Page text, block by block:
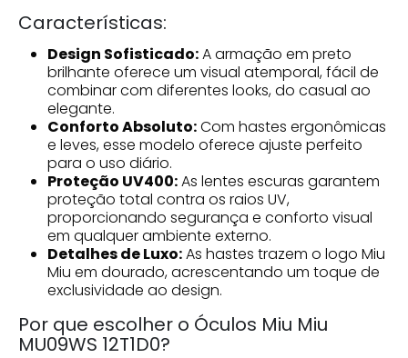
Características:
Design Sofisticado:A armação em preto
brilhante oferece um visual atemporal, fácil de
combinar com diferentes looks, do casual ao
elegante.
Conforto Absoluto:Com hastes ergonômicas
e leves, esse modelo oferece ajuste perfeito
para o uso diário.
Proteção UV400:As lentes escuras garantem
proteção total contra os raios UV,
proporcionando segurança e conforto visual
em qualquer ambiente externo.
Detalhes de Luxo:As hastes trazem o logo Miu
Miu em dourado, acrescentando um toque de
exclusividade ao design.
Por que escolher o Óculos Miu Miu
MU09WS 12T1D0?